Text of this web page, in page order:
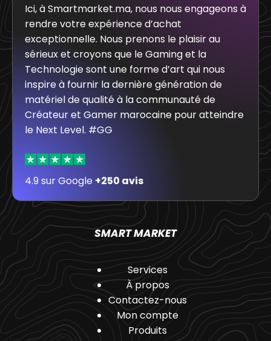
Ici, à Smartmarket.ma, nous nous engageons à
rendre votre expérience d’achat
exceptionnelle. Nous prenons le plaisir au
sérieux et croyons que le Gaming et la
Technologie sont une forme d’art qui nous
inspire à fournir la dernière génération de
matériel de qualité à la communauté de
Créateur et Gamer marocaine pour atteindre
le Next Level. #GG
4.9 sur Google +250 avis
SMART MARKET
Services
À propos
Contactez-nous
Mon compte
Produits